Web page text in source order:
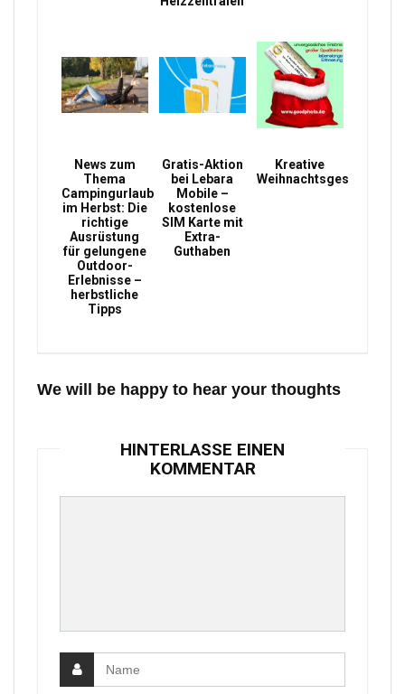
News zum
Thema
Campingurlaub
im Herbst: Die
richtige
Ausrüstung
für gelungene
Outdoor-
Erlebnisse –
herbstliche
Tipps
Gratis-Aktion
bei Lebara
Mobile –
kostenlose
SIM Karte mit
Extra-
Guthaben
Kreative
Weihnachtsgeschenke
We will be happy to hear your thoughts
HINTERLASSE EINEN
KOMMENTAR